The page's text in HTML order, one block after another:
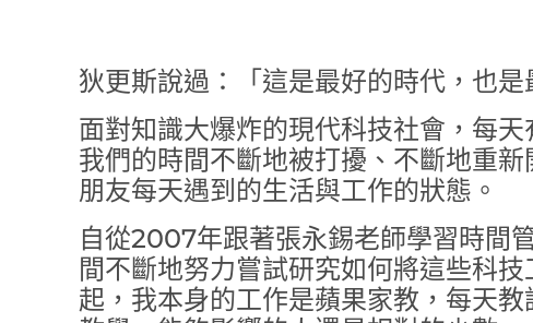
狄更斯說過：「這是最好的時代，也是
面對知識大爆炸的現代科技社會，每天
我們的時間不斷地被打擾、不斷地重
朋友每天遇到的生活與工作的狀態。
自從2007年跟著張永錫老師學習時間
間不斷地努力嘗試研究如何將這些科
起，我本身的工作是蘋果家教，每天